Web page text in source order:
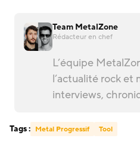
Team MetalZone
Rédacteur en chef
L’équipe
l’actualité rock et
interviews,
Tags : Metal Progressif Tool